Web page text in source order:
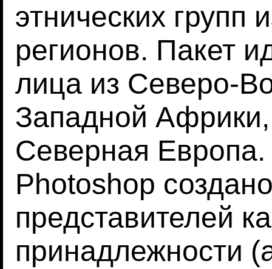
этнических
регионов. Пакет
лица из Северо-
Западной
Северная
Photoshop
представителей
принадлежности